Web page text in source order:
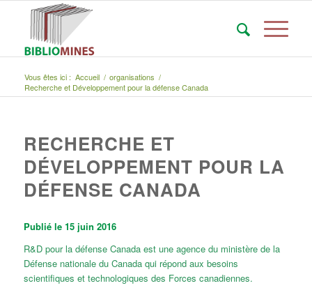
Vous êtes ici : Accueil / organisations /
Recherche et Développement pour la défense Canada
RECHERCHE ET
DÉVELOPPEMENT POUR LA
DÉFENSE CANADA
Publié le 15 juin 2016
R&D pour la défense Canada est une agence du ministère de la
Défense nationale du Canada qui répond aux besoins
scientifiques et technologiques des Forces canadiennes.